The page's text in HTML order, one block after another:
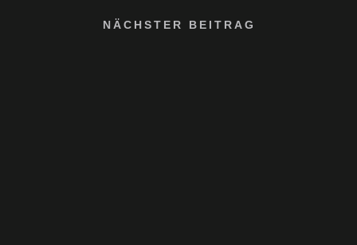
NÄCHSTER BEITRAG